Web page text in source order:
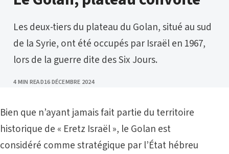
Les deux-tiers du plateau du Golan, situé au sud
de la Syrie, ont été occupés par Israël en 1967,
lors de la guerre dite des Six Jours.
4 MIN READPUBLISHED
16 DÉCEMBRE 2024
Bien que n’ayant jamais fait partie du territoire
historique de « Eretz Israël », le Golan est
considéré comme stratégique par l’État hébreu